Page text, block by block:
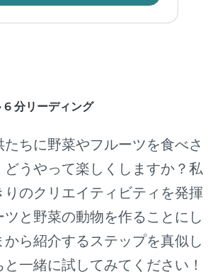
6 分リーディング
ちに野菜やフルーツを食べさ
どうやって楽しくしますか？私
りのクリエイティビティを発揮
ツと野菜の動物を作ることにし
から紹介するステップを真似し
一緒に試してみてください！